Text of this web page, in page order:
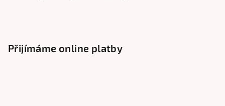
Přijímáme online platby